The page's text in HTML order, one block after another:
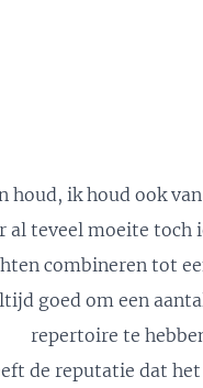
houd, ik houd ook
al teveel moeite toch
combineren tot
goed om een
repertoire te
de reputatie dat